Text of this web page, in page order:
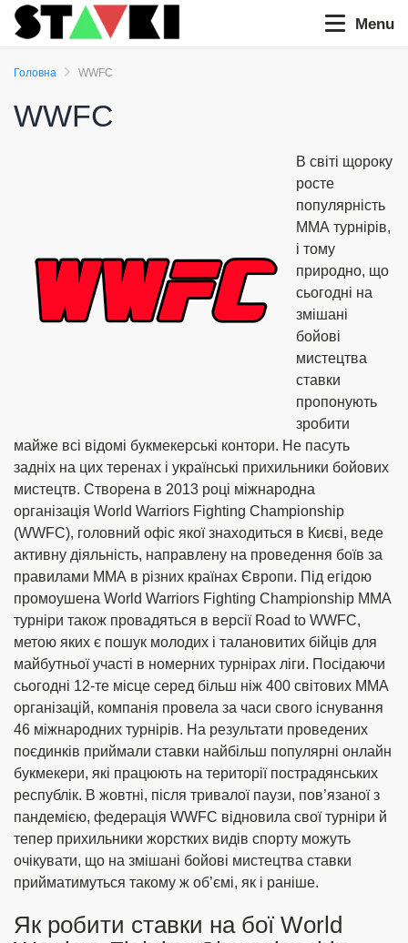
Menu
Головна WWFC
WWFC
В світі щороку
росте
популярність
ММА турнірів,
і тому
природно, що
сьогодні на
змішані
бойові
мистецтва
ставки
пропонують
зробити
майже всі відомі букмекерські контори. Не пасуть
задніх на цих теренах і українські прихильники бойових
мистецтв. Створена в 2013 році міжнародна
організація World Warriors Fighting Championship
(WWFC), головний офіс якої знаходиться в Києві, веде
активну діяльність, направлену на проведення боїв за
правилами ММА в різних країнах Європи. Під егідою
промоушена World Warriors Fighting Championship ММА
турніри також провадяться в версії Road to WWFC,
метою яких є пошук молодих і талановитих бійців для
майбутньої участі в номерних турнірах ліги. Посідаючи
сьогодні 12-те місце серед більш ніж 400 світових ММА
організацій, компанія провела за часи свого існування
46 міжнародних турнірів. На результати проведених
поєдинків приймали ставки найбільш популярні онлайн
букмекери, які працюють на території пострадянських
республік. В жовтні, після тривалої паузи, пов’язаної з
пандемією, федерація WWFC відновила свої турніри й
тепер прихильники жорстких видів спорту можуть
очікувати, що на змішані бойові мистецтва ставки
прийматимуться такому ж об’ємі, як і раніше.
Як робити ставки на бої World